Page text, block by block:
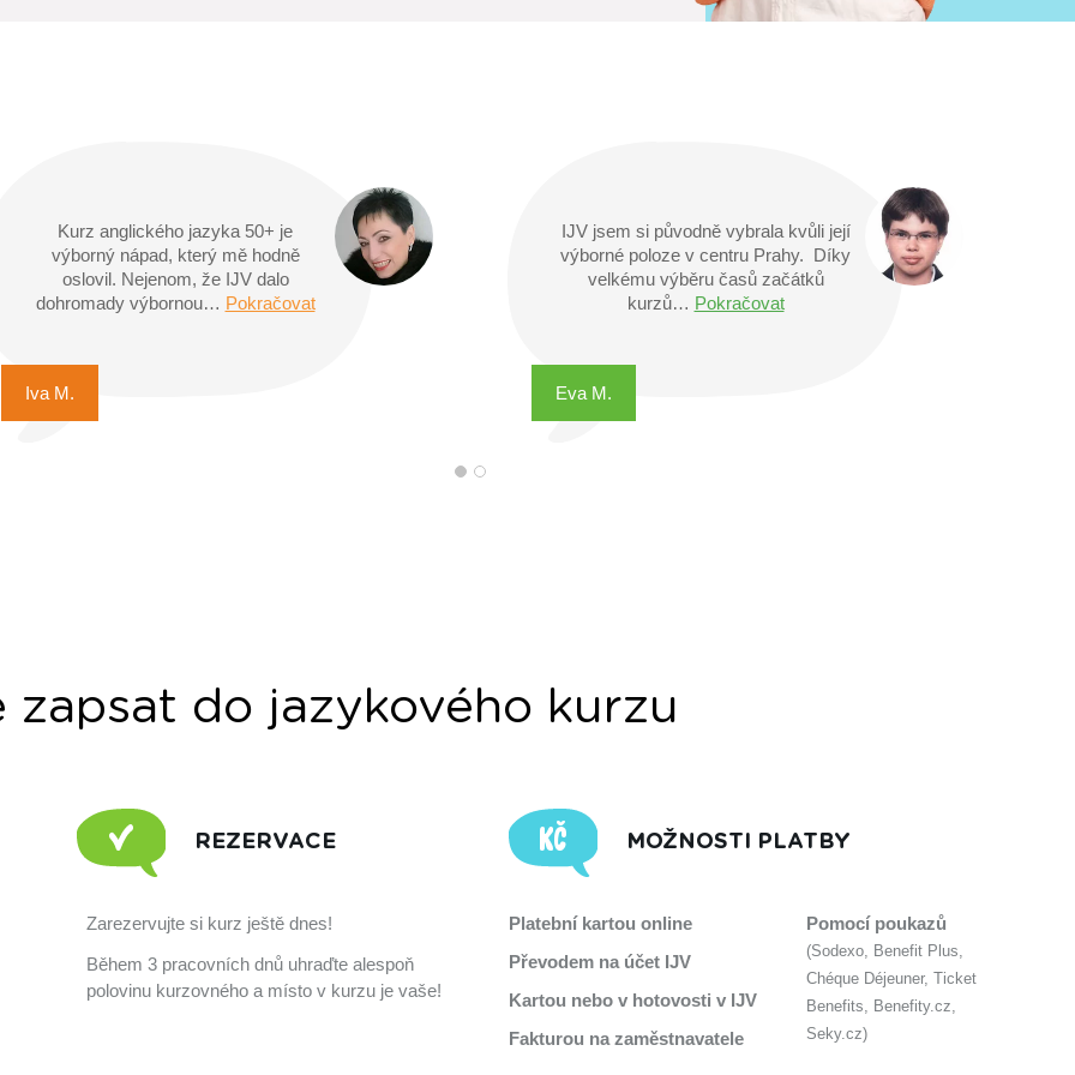
IJV jsem si původně vybrala kvůli její
výborné poloze v centru Prahy. Díky
velkému výběru časů začátků
kurzů…Pokračovat
Eva M.
Nejprve jsem se přihlásila do letního
kurzu, protože
mi nevyšla dovolená, ale
kurz mě tak bavil,…Pokračovat
Elen C.
zapsat do jazykového kurzu
REZERVACE
Zarezervujte si kurz ještě dnes!
Během 3 pracovních dnů uhraďte alespoň
polovinu kurzovného a místo v kurzu je vaše!
MOŽNOSTI PLATBY
Platební kartou online
Převodem na účet IJV
Kartou nebo v hotovosti v IJV
Fakturou na zaměstnavatele
Pomocí poukazů
(Sodexo, Benefit Plus,
Chéque Déjeuner, Ticket
Benefits, Benefity.cz,
Seky.cz)